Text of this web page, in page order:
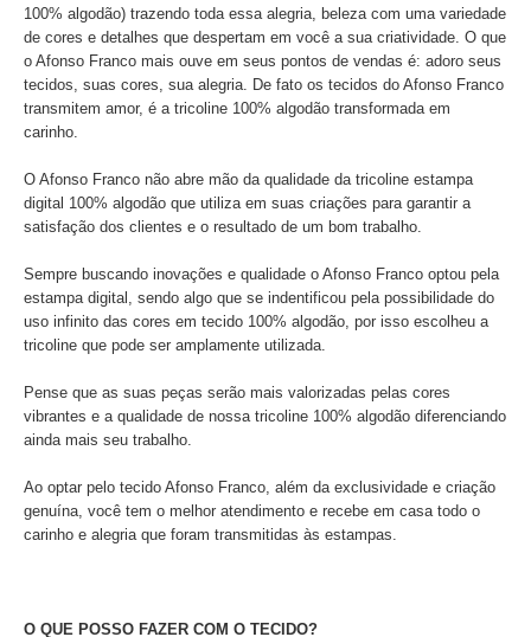
100% algodão) trazendo toda essa alegria, beleza com uma variedade
de cores e detalhes que despertam em você a sua criatividade. O que
o Afonso Franco mais ouve em seus pontos de vendas é: adoro seus
tecidos, suas cores, sua alegria. De fato os tecidos do Afonso Franco
transmitem amor, é a tricoline 100% algodão transformada em
carinho.
O Afonso Franco não abre mão da qualidade da tricoline estampa
digital 100% algodão que utiliza em suas criações para garantir a
satisfação dos clientes e o resultado de um bom trabalho.
Sempre buscando inovações e qualidade o Afonso Franco optou pela
estampa digital, sendo algo que se indentificou pela possibilidade do
uso infinito das cores em tecido 100% algodão, por isso escolheu a
tricoline que pode ser amplamente utilizada.
Pense que as suas peças serão mais valorizadas pelas cores
vibrantes e a qualidade de nossa tricoline 100% algodão diferenciando
ainda mais seu trabalho.
Ao optar pelo tecido Afonso Franco, além da exclusividade e criação
genuína, você tem o melhor atendimento e recebe em casa todo o
carinho e alegria que foram transmitidas às estampas.
O QUE POSSO FAZER COM O TECIDO?